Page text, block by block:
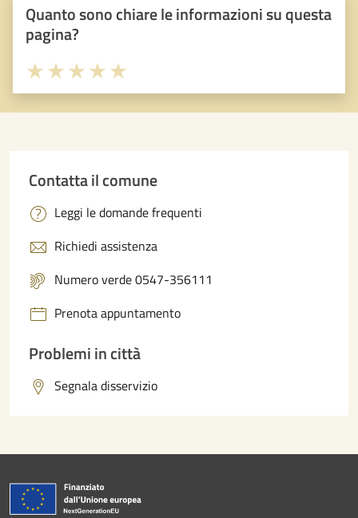
Quanto sono chiare le informazioni su questa
pagina?
Valuta 5 stelle su 5
Valuta 4 stelle su 5
Valuta 3 stelle su 5
Valuta 2 stelle su 5
Valuta 1 stelle su 5
Contatta il comune
Leggi le domande frequenti
Richiedi assistenza
Numero verde 0547-356111
Prenota appuntamento
Problemi in città
Segnala disservizio